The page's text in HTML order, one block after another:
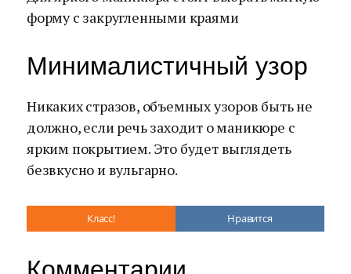
форму с закругленными краями
Минималистичный узор
Никаких стразов, объемных узоров быть не
должно, если речь заходит о маникюре с
ярким покрытием. Это будет выглядеть
безвкусно и вульгарно.
Класс! Нравится